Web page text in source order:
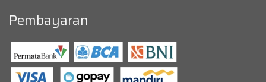
Pembayaran